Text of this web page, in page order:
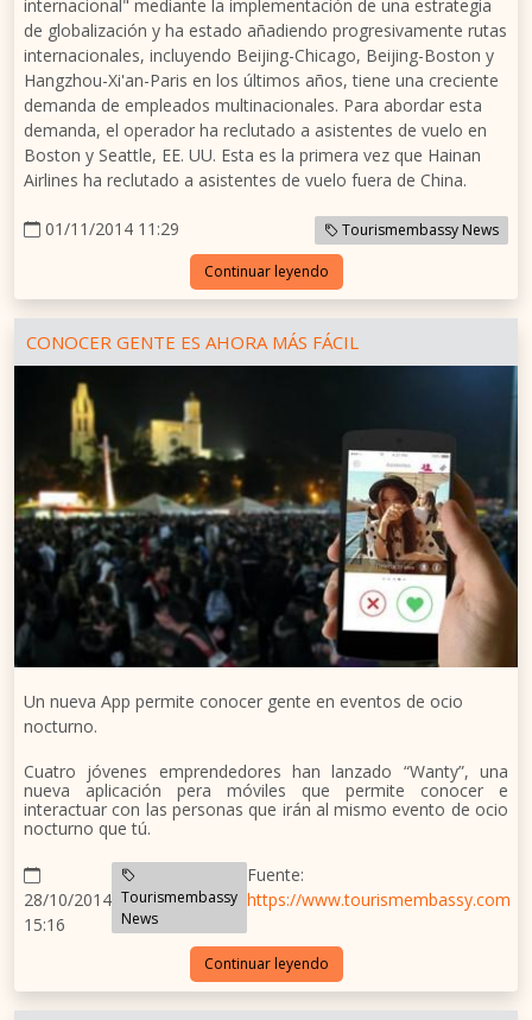
internacional" mediante la implementación de una estrategia
de globalización y ha estado añadiendo progresivamente rutas
internacionales, incluyendo Beijing-Chicago, Beijing-Boston y
Hangzhou-Xi'an-Paris en los últimos años, tiene una creciente
demanda de empleados multinacionales. Para abordar esta
demanda, el operador ha reclutado a asistentes de vuelo en
Boston y Seattle, EE. UU. Esta es la primera vez que Hainan
Airlines ha reclutado a asistentes de vuelo fuera de China.
01/11/2014 11:29 Tourismembassy News
Continuar leyendo
CONOCER GENTE ES AHORA MÁS FÁCIL
Un nueva App permite conocer gente en eventos de ocio
nocturno.
Cuatro jóvenes emprendedores han lanzado “Wanty”, una
nueva aplicación pera móviles que permite conocer e
interactuar con las personas que irán al mismo evento de ocio
nocturno que tú.
28/10/2014
15:16
Tourismembassy
News
Fuente:
https://www.tourismembassy.com
Continuar leyendo